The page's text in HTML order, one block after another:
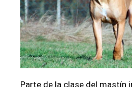
Parte de la clase del mastín